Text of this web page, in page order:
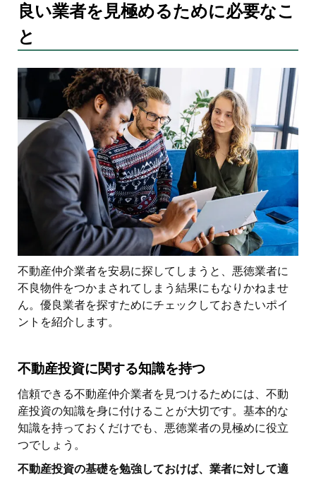
良い業者を見極めるために必要なこ
と
不動産仲介業者を安易に探してしまうと、悪徳業者に
不良物件をつかまされてしまう結果にもなりかねませ
ん。優良業者を探すためにチェックしておきたいポイ
ントを紹介します。
不動産投資に関する知識を持つ
信頼できる不動産仲介業者を見つけるためには、不動
産投資の知識を身に付けることが大切です。基本的な
知識を持っておくだけでも、悪徳業者の見極めに役立
つでしょう。
不動産投資の基礎を勉強しておけば、業者に対して適